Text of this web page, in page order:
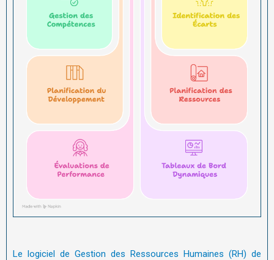
Le logiciel de Gestion des Ressources Humaines (RH) de